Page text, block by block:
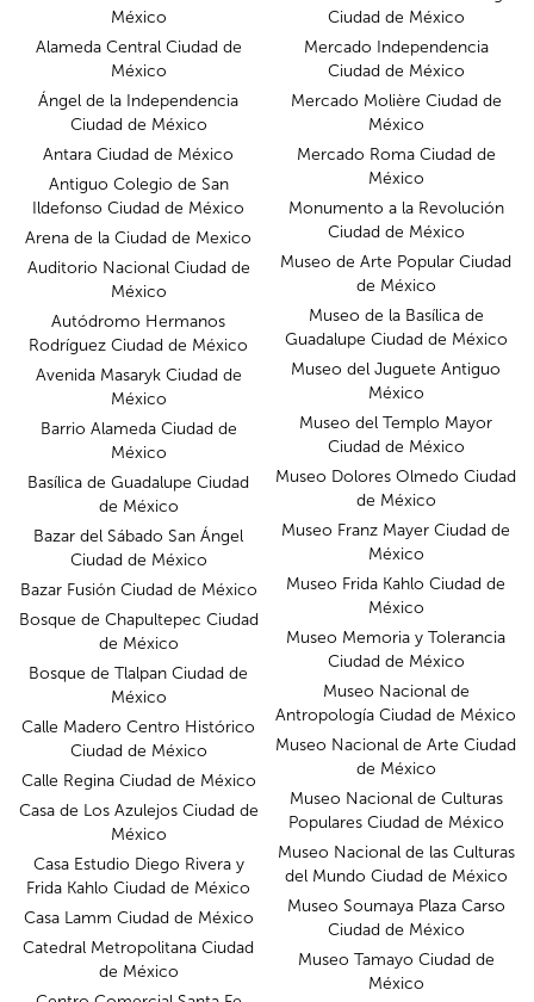
México
Alameda Central Ciudad de
México
Ángel de la Independencia
Ciudad de México
Antara Ciudad de México
Antiguo Colegio de San
Ildefonso Ciudad de México
Arena de la Ciudad de Mexico
Auditorio Nacional Ciudad de
México
Autódromo Hermanos
Rodríguez Ciudad de México
Avenida Masaryk Ciudad de
México
Barrio Alameda Ciudad de
México
Basílica de Guadalupe Ciudad
de México
Bazar del Sábado San Ángel
Ciudad de México
Bazar Fusión Ciudad de México
Bosque de Chapultepec Ciudad
de México
Bosque de Tlalpan Ciudad de
México
Calle Madero Centro Histórico
Ciudad de México
Calle Regina Ciudad de México
Casa de Los Azulejos Ciudad de
México
Casa Estudio Diego Rivera y
Frida Kahlo Ciudad de México
Casa Lamm Ciudad de México
Catedral Metropolitana Ciudad
de México
Ciudad de México
Mercado Independencia
Ciudad de México
Mercado Molière Ciudad de
México
Mercado Roma Ciudad de
México
Monumento a la Revolución
Ciudad de México
Museo de Arte Popular Ciudad
de México
Museo de la Basílica de
Guadalupe Ciudad de México
Museo del Juguete Antiguo
México
Museo del Templo Mayor
Ciudad de México
Museo Dolores Olmedo Ciudad
de México
Museo Franz Mayer Ciudad de
México
Museo Frida Kahlo Ciudad de
México
Museo Memoria y Tolerancia
Ciudad de México
Museo Nacional de
Antropología Ciudad de México
Museo Nacional de Arte Ciudad
de México
Museo Nacional de Culturas
Populares Ciudad de México
Museo Nacional de las Culturas
del Mundo Ciudad de México
Museo Soumaya Plaza Carso
Ciudad de México
Museo Tamayo Ciudad de
México